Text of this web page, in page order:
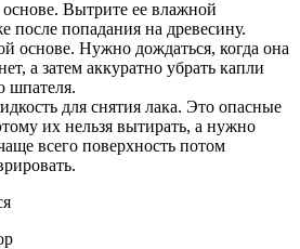
Вытрите ее влажной
после попадания на древесину.
основе. Нужно дождаться, когда она
а затем аккуратно убрать капли
шпателя.
для снятия лака. Это опасные
их нельзя вытирать, а нужно
всего поверхность потом